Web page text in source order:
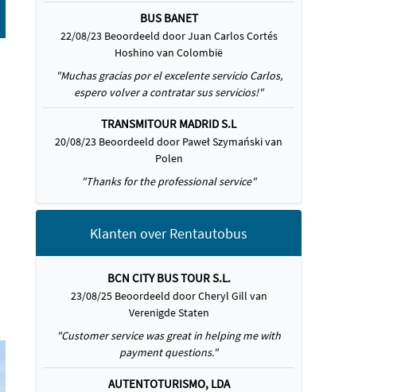
BUS BANET
22/08/23 Beoordeeld door Juan Carlos Cortés
Hoshino van Colombië
"Muchas gracias por el excelente servicio Carlos,
espero volver a contratar sus servicios!"
TRANSMITOUR MADRID S.L
20/08/23 Beoordeeld door Paweł Szymański van
Polen
"Thanks for the professional service"
Klanten over Rentautobus
BCN CITY BUS TOUR S.L.
23/08/25 Beoordeeld door Cheryl Gill van
Verenigde Staten
"Customer service was great in helping me with
payment questions."
AUTENTOTURISMO, LDA